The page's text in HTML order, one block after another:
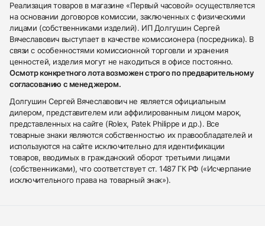
Реализация товаров в магазине «Первый часовой» осуществляется
на основании договоров комиссии, заключенных с физическими
лицами (собственниками изделий). ИП Долгушин Сергей
Вячеславович выступает в качестве комиссионера (посредника). В
связи с особенностями комиссионной торговли и хранения
ценностей, изделия могут не находиться в офисе постоянно.
Осмотр конкретного лота возможен строго по предварительному
согласованию с менеджером.
Долгушин Сергей Вячеславович не является официальным
дилером, представителем или аффилированным лицом марок,
представленных на сайте (Rolex, Patek Philippe и др.). Все
товарные знаки являются собственностью их правообладателей и
используются на сайте исключительно для идентификации
товаров, вводимых в гражданский оборот третьими лицами
(собственниками), что соответствует ст. 1487 ГК РФ («Исчерпание
исключительного права на товарный знак»).